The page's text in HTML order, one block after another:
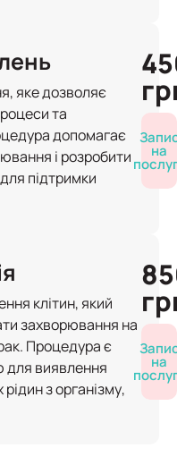
яке дозволяє
та
допомагає
і розробити
підтримки
на
клітин, який
захворювання на
Процедура є
для виявлення
з організму,
на